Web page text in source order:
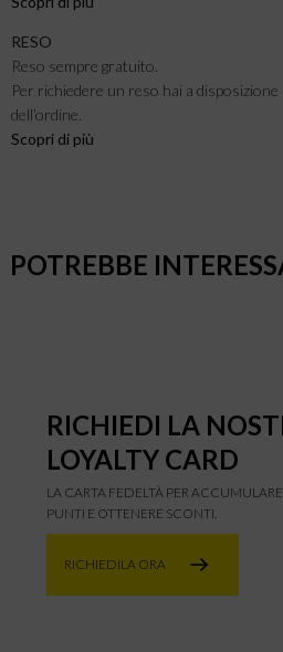
RESO
Reso sempre gratuito.
Per richiedere un reso hai a
dell’ordine.
Scopri di più
POTREBBE
RICHIEDI LA
LOYALTY CARD
LA CARTA FEDELTÀ PER ACCUMULARE
PUNTI E OTTENERE SCONTI.
RICHIEDILA ORA